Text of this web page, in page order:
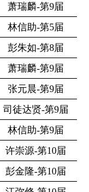
萧瑞麟-第9届
林信助-第5届
彭朱如-第8届
萧瑞麟-第9届
张元晨-第9届
司徒达贤-第9届
林信助-第9届
许崇源-第10届
彭金隆-第10届